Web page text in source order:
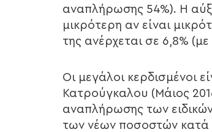
αναπλήρωσης 54%). Η
μικρότερη αν είναι
της ανέρχεται σε 6,8%
Οι μεγάλοι κερδισμένοι
Κατρούγκαλου (Μάιος
αναπλήρωσης των
των νέων ποσοστών κατά